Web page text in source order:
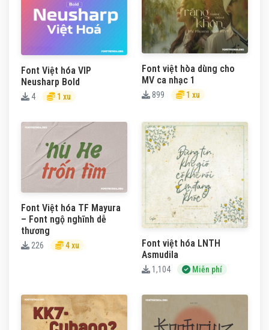
Font Việt hóa VIP
Neusharp Bold
4 1 xu
Font việt hòa dùng cho
MV ca nhạc 1
899 1 xu
Font Việt hóa TF Mayura
– Font ngộ nghĩnh dễ
thương
226 4 xu
Font việt hóa LNTH
Asmudila
1,104 Miễn phí